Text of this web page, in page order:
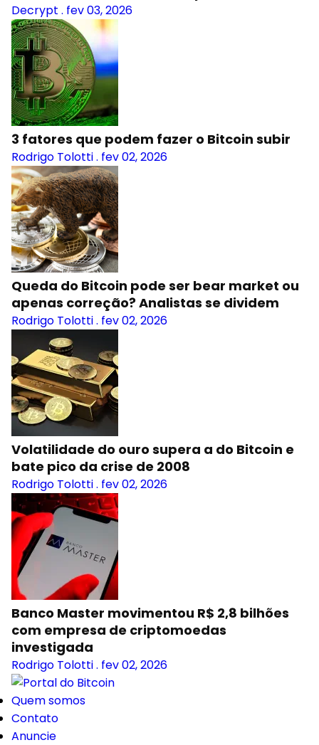
Decrypt . fev 03, 2026
3 fatores que podem fazer o Bitcoin subir
Rodrigo Tolotti. fev 02, 2026
Queda do Bitcoin pode ser bear market ou
apenas correção? Analistas se dividem
Rodrigo Tolotti. fev 02, 2026
Volatilidade do ouro supera a do Bitcoin e
bate pico da crise de 2008
Rodrigo Tolotti. fev 02, 2026
Banco Master movimentou R$ 2,8 bilhões
com empresa de criptomoedas
investigada
Rodrigo Tolotti. fev 02, 2026
Quem somos
Contato
Anuncie